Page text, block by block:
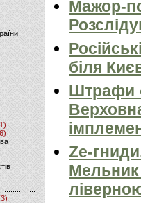
Мажор-
біля
Штрафи
Ze-